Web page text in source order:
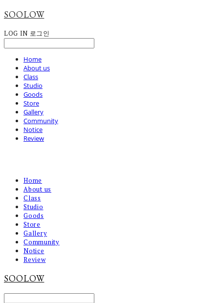
SOOLOW
LOG IN 로그인
Home
About us
Class
Studio
Goods
Store
Gallery
Community
Notice
Review
Home
About us
Class
Studio
Goods
Store
Gallery
Community
Notice
Review
SOOLOW